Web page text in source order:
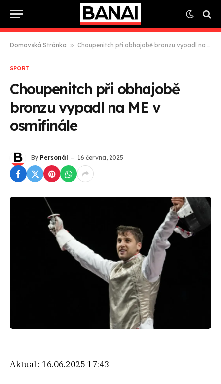
Domovská Stránka » Choupenitch při obhajobě bronzu vypadl na ME v osmifinále
SPORT
Choupenitch při obhajobě
bronzu vypadl na ME v
osmifinále
By Personál 16 června, 2025
Aktual.: 16.06.2025 17:43